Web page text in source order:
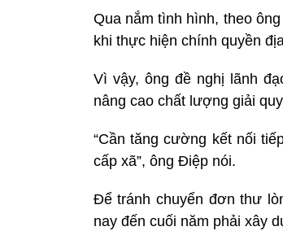
Qua nắm tình hình, theo
khi thực hiện chính quyền
Vì vậy, ông đề nghị lãnh
nâng cao chất lượng giải
“Cần tăng cường kết nối
cấp xã”, ông Điệp nói.
Để tránh chuyển đơn thư
nay đến cuối năm phải xây